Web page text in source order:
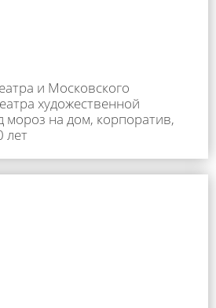
и Московского
художественной
мороз на дом, корпоратив,
лет